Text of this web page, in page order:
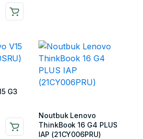
G3
Noutbuk Lenovo
ThinkBook 16 G4 PLUS
IAP (21CY006PRU)